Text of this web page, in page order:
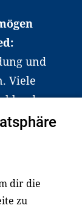
und
Viele
dabei.
wir eng
dir die
zu